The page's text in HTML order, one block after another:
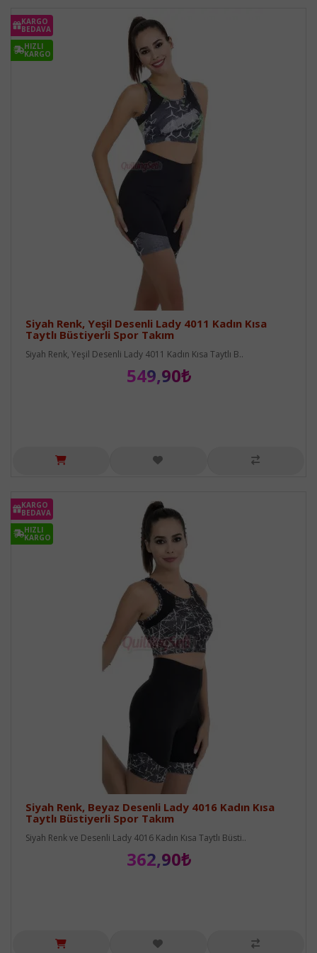
KARGO
BEDAVA
HIZLI
KARGO
Siyah Renk, Yeşil Desenli Lady 4011 Kadın Kısa
Taytlı Büstiyerli Spor Takım
Siyah Renk, Yeşil Desenli Lady 4011 Kadın Kısa Taytlı B..
549,90₺
KARGO
BEDAVA
HIZLI
KARGO
Siyah Renk, Beyaz Desenli Lady 4016 Kadın Kısa
Taytlı Büstiyerli Spor Takım
Siyah Renk ve Desenli Lady 4016 Kadın Kısa Taytlı Büsti..
362,90₺